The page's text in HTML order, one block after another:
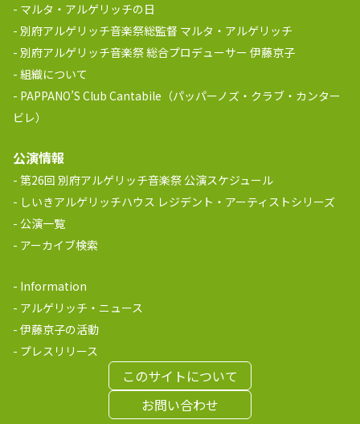
マルタ・アルゲリッチの日
別府アルゲリッチ音楽祭総監督 マルタ・アルゲリッチ
別府アルゲリッチ音楽祭 総合プロデューサー 伊藤京子
組織について
PAPPANO’S Club Cantabile（パッパーノズ・クラブ・カンター
ビレ）
公演情報
第26回 別府アルゲリッチ音楽祭 公演スケジュール
しいきアルゲリッチハウス レジデント・アーティストシリーズ
公演一覧
アーカイブ検索
Information
アルゲリッチ・ニュース
伊藤京子の活動
プレスリリース
このサイトについて
お問い合わせ